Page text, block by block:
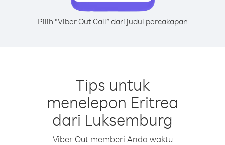
Pilih “Viber Out Call” dari judul percakapan
Tips untuk
menelepon Eritrea
dari Luksemburg
Viber Out memberi Anda waktu